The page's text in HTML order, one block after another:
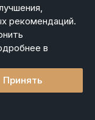
рекомендаций.
в
Принять
обращений
лица
обращения